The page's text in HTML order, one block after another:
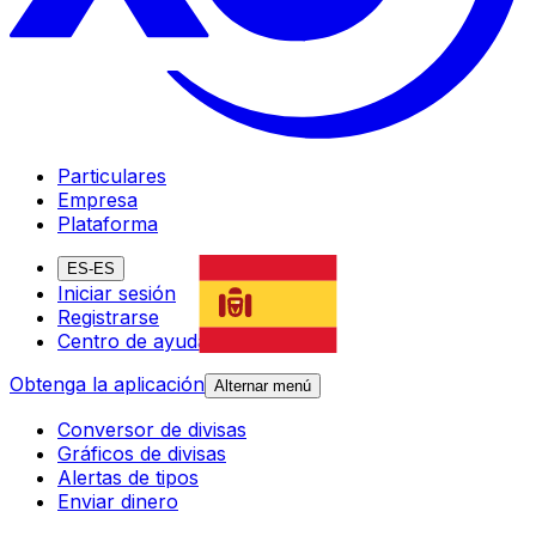
Particulares
Empresa
Plataforma
ES-ES
Iniciar sesión
Registrarse
Centro de ayuda
Obtenga la aplicación Alternar menú
Conversor de divisas
Gráficos de divisas
Alertas de tipos
Enviar dinero